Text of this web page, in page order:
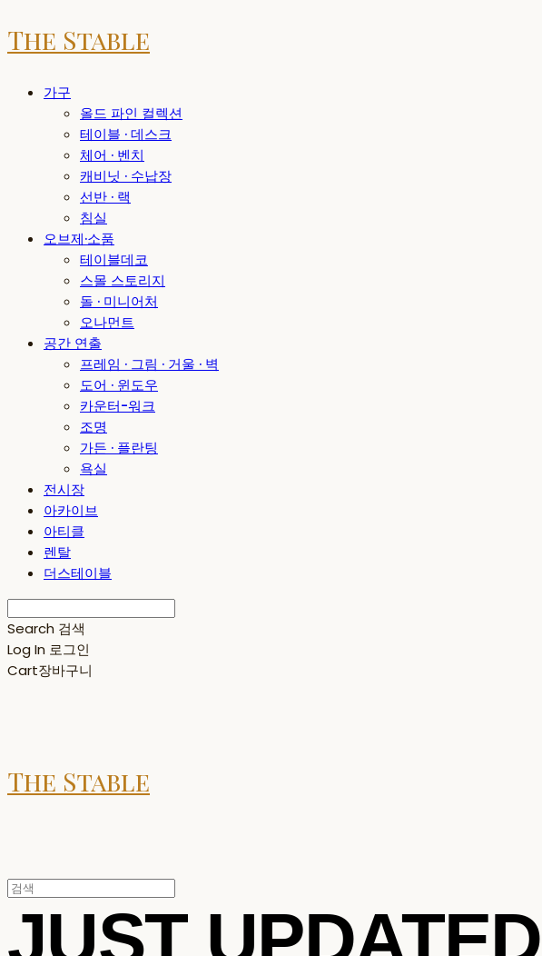
The Stable
가구
올드 파인 컬렉션
테이블 · 데스크
체어 · 벤치
캐비닛 · 수납장
선반 · 랙
침실
오브제·소품
테이블데코
스몰 스토리지
돌 · 미니어처
오나먼트
공간 연출
프레임 · 그림 · 거울 · 벽
도어 · 윈도우
카운터-워크
조명
가든 · 플란팅
욕실
전시장
아카이브
아티클
렌탈
더스테이블
Search 검색
Log In 로그인
Cart장바구니
The Stable
JUST UPDATED